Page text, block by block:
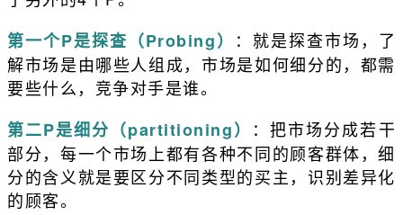
第一个P是探查（Probing）
：就是探查市场，了
解市场是由哪些人组成，市场是如何细分的，都需
要些什么，竞争对手是谁。
第二P是细分（partitioning）
：把市场分成若干
部分，每一个市场上都有各种不同的顾客群体，细
分的含义就是要区分不同类型的买主，识别差异化
的顾客。